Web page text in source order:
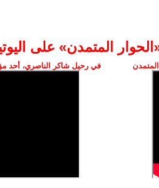
المتمدن» على
في رحيل شاكر الناصري، أحد